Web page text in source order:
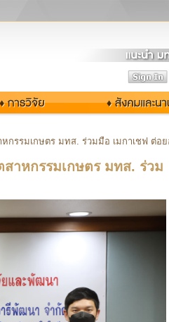
กรรมเกษตร มทส. ร่วมมือ เมกาเชฟ ต่อ
าหกรรมเกษตร มทส. ร่วม